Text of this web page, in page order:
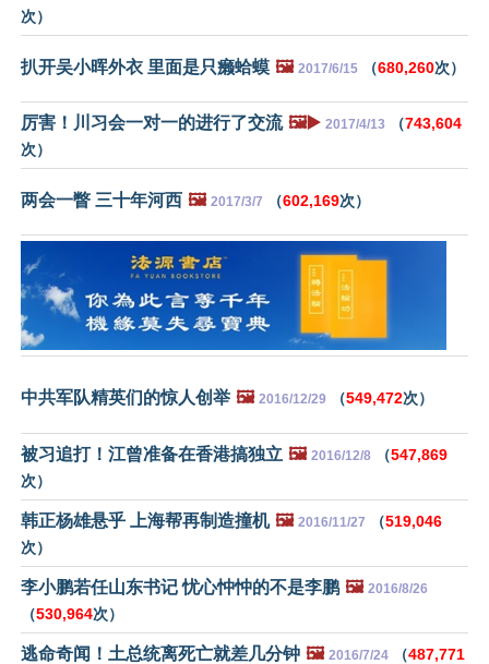
次）
扒开吴小晖外衣 里面是只癞蛤蟆 🖼️ 2017/6/15 （680,260次）
厉害！川习会一对一的进行了交流 🖼️▶️ 2017/4/13 （743,604
次）
两会一瞥 三十年河西 🖼️ 2017/3/7 （602,169次）
中共军队精英们的惊人创举 🖼️ 2016/12/29 （549,472次）
被习追打！江曾准备在香港搞独立 🖼️ 2016/12/8 （547,869
次）
韩正杨雄悬乎 上海帮再制造撞机 🖼️ 2016/11/27 （519,046
次）
李小鹏若任山东书记 忧心忡忡的不是李鹏 🖼️ 2016/8/26
（530,964次）
逃命奇闻！土总统离死亡就差几分钟 🖼️ 2016/7/24 （487,771